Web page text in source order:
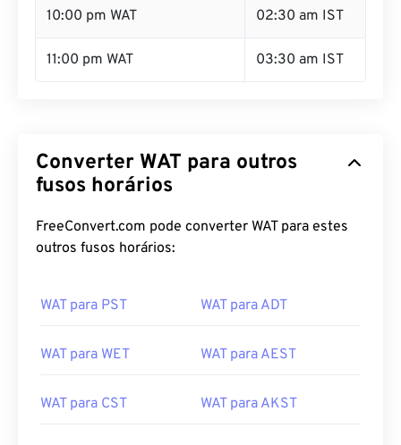
10:00 pm WAT 02:30 am IST
11:00 pm WAT 03:30 am IST
Converter WAT para outros
fusos horários
FreeConvert.com pode converter WAT para estes
outros fusos horários:
WAT para PST WAT para ADT
WAT para WET WAT para AEST
WAT para CST WAT para AKST